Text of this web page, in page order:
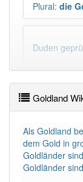
Plural: die
Duden
Wörter, die
DER:8
Goldland
Als Goldland
dem Gold in
Goldländer
Goldländer